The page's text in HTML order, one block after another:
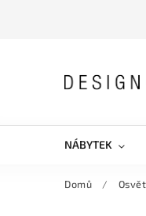
NÁBYTEK
Domů /